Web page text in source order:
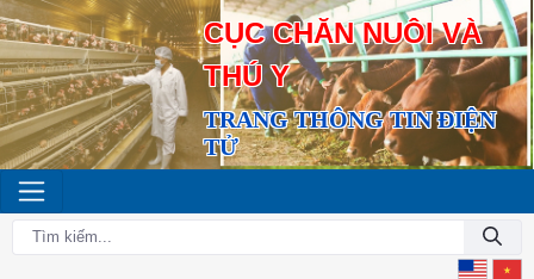
CỤC CHĂN NUÔI VÀ
THÚ Y
TRANG THÔNG TIN ĐIỆN
TỬ